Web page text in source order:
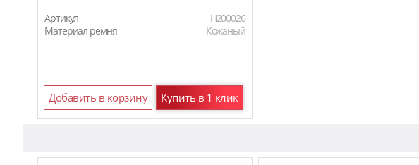
Артикул
H200026
Материал ремня
Кожаный
Добавить в корзину Купить в 1 клик